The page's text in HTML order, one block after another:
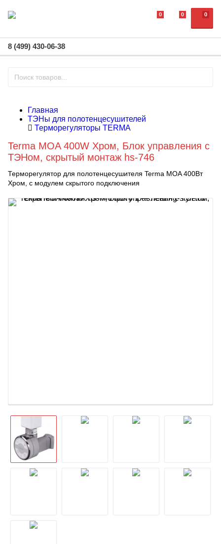
0
0 0
8 (499) 430-06-38
Главная
ТЭНы для полотенцесушителей
Терморегуляторы TERMA
Terma MOA 400W Хром, Блок управления с
ТЭНом, скрытый монтаж hs-746
Терморегулятор для полотенцесушителя Terma MOA 400Вт
Хром, с модулем скрытого подключения